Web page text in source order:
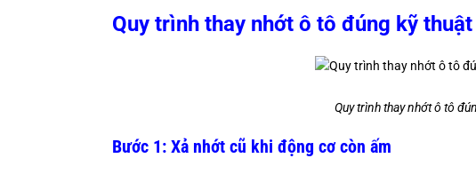
Quy trình thay nhớt ô tô đúng kỹ
Quy trình thay nhớt ô tô
Bước 1: Xả nhớt cũ khi động cơ còn ấm